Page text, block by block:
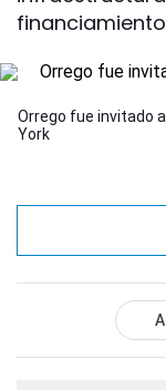
Orrego fue invitado
York